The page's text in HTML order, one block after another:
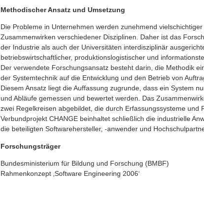
Methodischer Ansatz und Umsetzung
Die Probleme in Unternehmen werden zunehmend
Zusammenwirken verschiedener Disziplinen. Daher ist das
der Industrie als auch der Universitäten interdisziplinär
betriebswirtschaftlicher, produktionslogistischer und
Der verwendete Forschungsansatz besteht darin, die Methodik
der Systemtechnik auf die Entwicklung und den Betrieb von
Diesem Ansatz liegt die Auffassung zugrunde, dass ein System
und Abläufe gemessen und bewertet werden. Das
zwei Regelkreisen abgebildet, die durch Erfassungssysteme und
Verbundprojekt CHANGE beinhaltet schließlich die industrielle
die beteiligten Softwarehersteller, -anwender und
Forschungsträger
Bundesministerium für Bildung und Forschung (BMBF)
Rahmenkonzept ‚Software Engineering 2006‘